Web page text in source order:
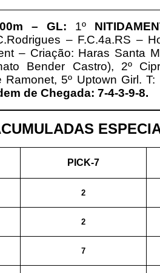
00m – GL: 1º
– F.C.4a.RS –
– Criação: Haras Santa
Bender Castro), 2º
Ramonet, 5º Uptown Girl.
de Chegada: 7-4-3-9-8.
PICK-7
2
2
7